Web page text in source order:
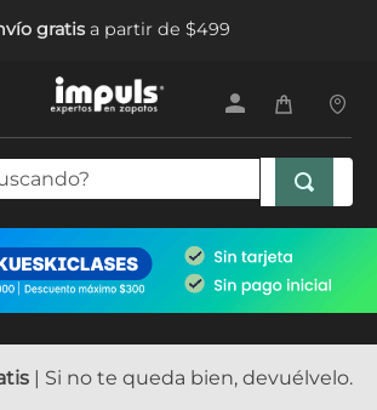
gratisa partir de $499
| Si no te queda bien, devuélvelo.
BUSCADOS